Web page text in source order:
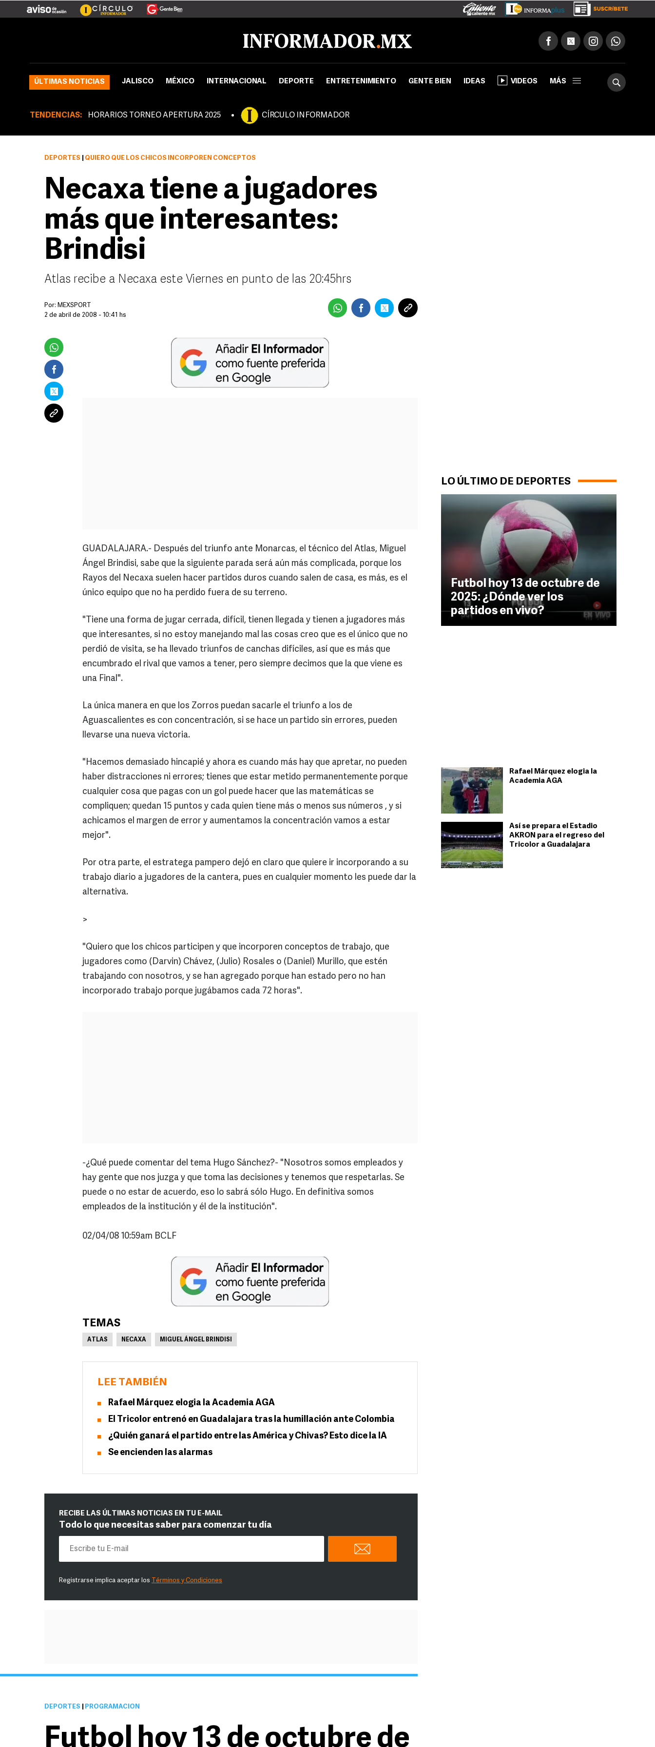
ÚLTIMAS NOTICIAS JALISCO MÉXICO INTERNACIONAL DEPORTE ENTRETENIMIENTO GENTE BIEN IDEAS VIDEOS MÁS
TENDENCIAS: HORARIOS TORNEO APERTURA 2025 CÍRCULO INFORMADOR
LO ÚLTIMO DE DEPORTES
Futbol hoy 13 de octubre de
2025: ¿Dónde ver los
partidos en vivo?
Rafael Márquez elogia la
Academia AGA
Así se prepara el Estadio
AKRON para el regreso del
Tricolor a Guadalajara
DEPORTES QUIERO QUE LOS CHICOS INCORPOREN CONCEPTOS
Necaxa tiene a jugadores
más que interesantes:
Brindisi
Atlas recibe a Necaxa este Viernes en punto de las 20:45hrs
Por: MEXSPORT
2 de abril de 2008 - 10:41 hs
GUADALAJARA.- Después del triunfo ante Monarcas, el técnico del Atlas, Miguel
Ángel Brindisi, sabe que la siguiente parada será aún más complicada, porque los
Rayos del Necaxa suelen hacer partidos duros cuando salen de casa, es más, es el
único equipo que no ha perdido fuera de su terreno.
"Tiene una forma de jugar cerrada, difícil, tienen llegada y tienen a jugadores más
que interesantes, si no estoy manejando mal las cosas creo que es el único que no
perdió de visita, se ha llevado triunfos de canchas difíciles, así que es más que
encumbrado el rival que vamos a tener, pero siempre decimos que la que viene es
una Final".
La única manera en que los Zorros puedan sacarle el triunfo a los de
Aguascalientes es con concentración, si se hace un partido sin errores, pueden
llevarse una nueva victoria.
"Hacemos demasiado hincapié y ahora es cuando más hay que apretar, no pueden
haber distracciones ni errores; tienes que estar metido permanentemente porque
cualquier cosa que pagas con un gol puede hacer que las matemáticas se
compliquen; quedan 15 puntos y cada quien tiene más o menos sus números , y si
achicamos el margen de error y aumentamos la concentración vamos a estar
mejor".
Por otra parte, el estratega pampero dejó en claro que quiere ir incorporando a su
trabajo diario a jugadores de la cantera, pues en cualquier momento les puede dar la
alternativa.
>
"Quiero que los chicos participen y que incorporen conceptos de trabajo, que
jugadores como (Darvin) Chávez, (Julio) Rosales o (Daniel) Murillo, que estén
trabajando con nosotros, y se han agregado porque han estado pero no han
incorporado trabajo porque jugábamos cada 72 horas".
-¿Qué puede comentar del tema Hugo Sánchez?- "Nosotros somos empleados y
hay gente que nos juzga y que toma las decisiones y tenemos que respetarlas. Se
puede o no estar de acuerdo, eso lo sabrá sólo Hugo. En definitiva somos
empleados de la institución y él de la institución".
02/04/08 10:59am BCLF
TEMAS
ATLAS NECAXA MIGUEL ÁNGEL BRINDISI
LEE TAMBIÉN
Rafael Márquez elogia la Academia AGA
El Tricolor entrenó en Guadalajara tras la humillación ante Colombia
¿Quién ganará el partido entre las América y Chivas? Esto dice la IA
Se encienden las alarmas
RECIBE LAS ÚLTIMAS NOTICIAS EN TU E-MAIL
Todo lo que necesitas saber para comenzar tu día
Registrarse implica aceptar los Términos y Condiciones
DEPORTES PROGRAMACIÓN
Futbol hoy 13 de octubre de